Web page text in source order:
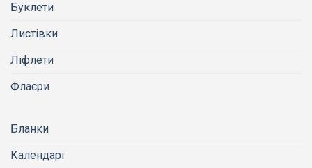
Буклети
Листівки
Ліфлети
Флаєри
Бланки
Календарі